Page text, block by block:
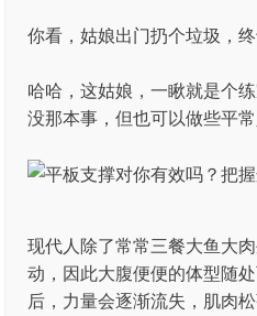
你看，姑娘出门扔个垃圾，
哈哈，这姑娘，一瞅就是个
没那本事，但也可以做些平
现代人除了常常三餐大鱼大
动，因此大腹便便的体型随
后，力量会逐渐流失，肌肉